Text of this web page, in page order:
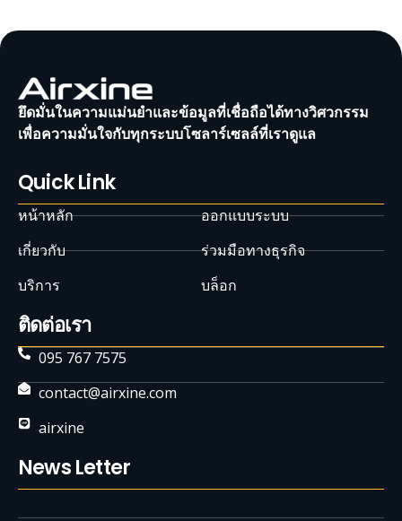
ยึดมั่นในความแม่นยำและข้อมูลที่เชื่อถือได้ทางวิศวกรรม
เพื่อความมั่นใจกับทุกระบบโซลาร์เซลล์ที่เราดูแล
Quick Link
หน้าหลัก
เกี่ยวกับ
บริการ
ออกแบบระบบ
ร่วมมือทางธุรกิจ
บล็อก
ติดต่อเรา
095 767 7575
contact@airxine.com
airxine
News Letter